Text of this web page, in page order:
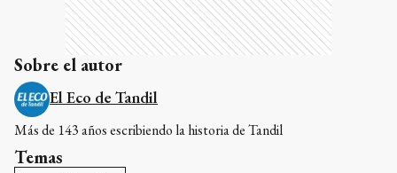
Sobre el autor
El Eco de Tandil
Más de 143 años escribiendo la historia de Tandil
Temas